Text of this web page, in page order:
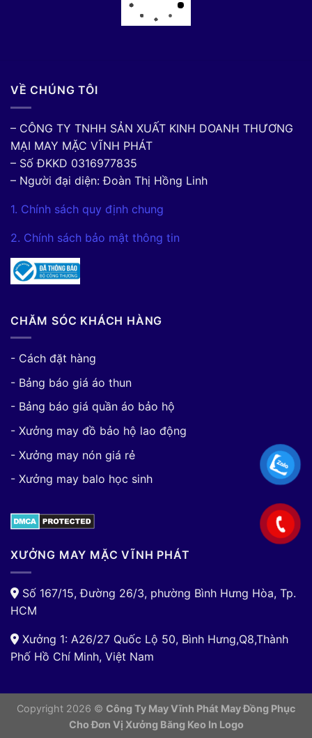
VỀ CHÚNG TÔI
– CÔNG TY TNHH SẢN XUẤT KINH DOANH THƯƠNG
MẠI MAY MẶC VĨNH PHÁT
– Số ĐKKD 0316977835
– Người đại diện: Đoàn Thị Hồng Linh
1. Chính sách quy định chung
2. Chính sách bảo mật thông tin
CHĂM SÓC KHÁCH HÀNG
- Cách đặt hàng
- Bảng báo giá áo thun
- Bảng báo giá quần áo bảo hộ
- Xưởng may đồ bảo hộ lao động
- Xưởng may nón giá rẻ
- Xưởng may balo học sinh
XƯỞNG MAY MẶC VĨNH PHÁT
Số 167/15, Đường 26/3, phường Bình Hưng Hòa, Tp.
HCM
Xưởng 1: A26/27 Quốc Lộ 50, Bình Hưng,Q8,Thành
Phố Hồ Chí Minh, Việt Nam
Copyright 2026 © Công Ty May Vĩnh Phát May Đồng Phục
Cho Đơn Vị Xưởng Băng Keo In Logo